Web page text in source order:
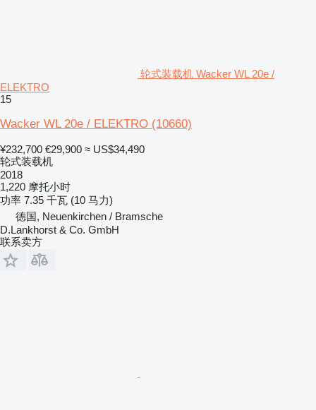
轮式装载机 Wacker WL 20e /
ELEKTRO
15
Wacker WL 20e / ELEKTRO (10660)
¥232,700 €29,900 ≈ US$34,490
轮式装载机
2018
1,220 摩托小时
功率 7.35 千瓦 (10 马力)
德国, Neuenkirchen / Bramsche
D.Lankhorst & Co. GmbH
联系卖方